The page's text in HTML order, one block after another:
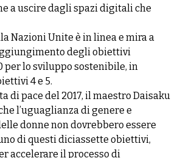
a uscire dagli spazi digitali che
Nazioni Unite è in linea e mira a
degli obiettivi
per lo sviluppo sostenibile, in
4 e 5.
di pace del 2017, il maestro Daisaku
l’uguaglianza di genere e
donne non dovrebbero essere
di questi diciassette obiettivi,
accelerare il processo di